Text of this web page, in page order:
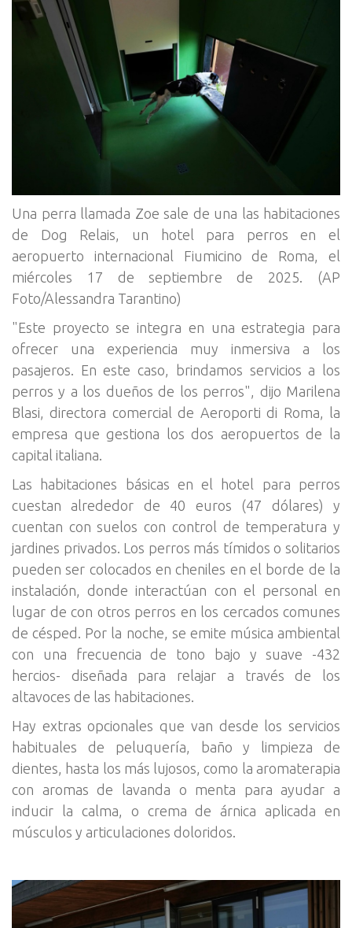
Una perra llamada Zoe sale de una las habitaciones
de Dog Relais, un hotel para perros en el
aeropuerto internacional Fiumicino de Roma, el
miércoles 17 de septiembre de 2025. (AP
Foto/Alessandra Tarantino)
"Este proyecto se integra en una estrategia para
ofrecer una experiencia muy inmersiva a los
pasajeros. En este caso, brindamos servicios a los
perros y a los dueños de los perros", dijo Marilena
Blasi, directora comercial de Aeroporti di Roma, la
empresa que gestiona los dos aeropuertos de la
capital italiana.
Las habitaciones básicas en el hotel para perros
cuestan alrededor de 40 euros (47 dólares) y
cuentan con suelos con control de temperatura y
jardines privados. Los perros más tímidos o solitarios
pueden ser colocados en cheniles en el borde de la
instalación, donde interactúan con el personal en
lugar de con otros perros en los cercados comunes
de césped. Por la noche, se emite música ambiental
con una frecuencia de tono bajo y suave -432
hercios- diseñada para relajar a través de los
altavoces de las habitaciones.
Hay extras opcionales que van desde los servicios
habituales de peluquería, baño y limpieza de
dientes, hasta los más lujosos, como la aromaterapia
con aromas de lavanda o menta para ayudar a
inducir la calma, o crema de árnica aplicada en
músculos y articulaciones doloridos.